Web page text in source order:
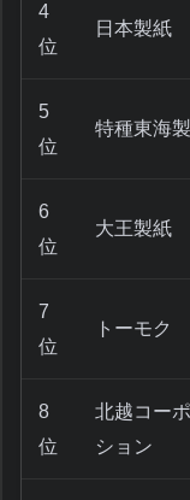
4
位
日本製紙
5
位
特種東海
6
位
大王製紙
7
位
トーモク
8
位
北越コー
ション